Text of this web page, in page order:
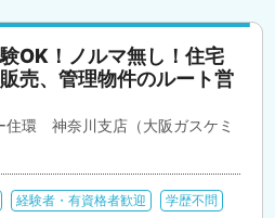
OK！ノルマ無し！住宅
売、管理物件のルート営
住環 神奈川支店（大阪ガスケミ
経験者・有資格者歓迎
学歴不問